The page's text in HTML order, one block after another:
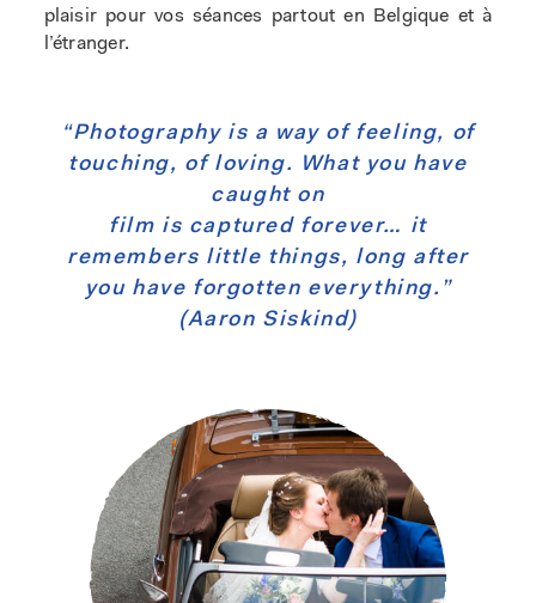
plaisir pour vos séances partout en Belgique et à
l’étranger.
“Photography is a way of feeling, of
touching, of loving. What you have
caught on
film is captured forever… it
remembers little things, long after
you have forgotten everything.”
(Aaron Siskind)